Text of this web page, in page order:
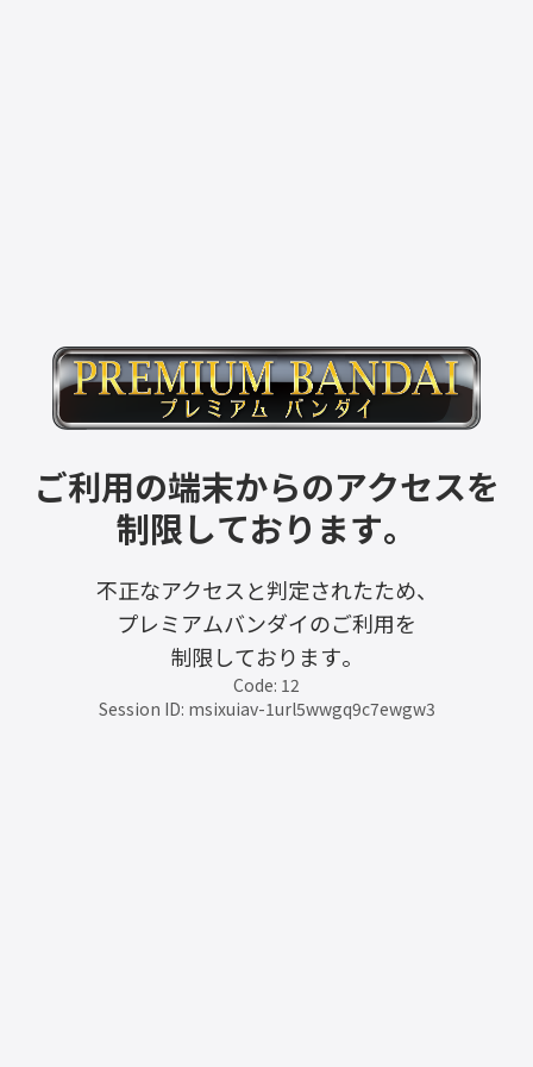
ご利用の端末からのアクセスを
制限しております。
不正なアクセスと判定されたため、
プレミアムバンダイのご利用を
制限しております。
Code: 12
Session ID: msixuiav-1url5wwgq9c7ewgw3